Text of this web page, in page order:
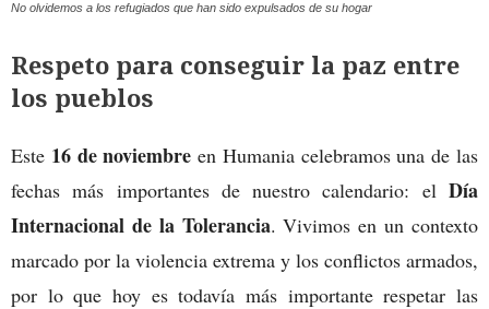
No olvidemos a los refugiados que han sido expulsados de su hogar
Respeto para conseguir la paz entre
los pueblos
Este 16 de noviembre en Humania celebramos una de las
fechas más importantes de nuestro calendario: el Día
Internacional de la Tolerancia. Vivimos en un contexto
marcado por la violencia extrema y los conflictos armados,
por lo que hoy es todavía más importante respetar las